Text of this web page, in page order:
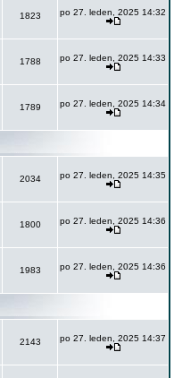
1823 po 27. leden, 2025 14:32
1788 po 27. leden, 2025 14:33
1789 po 27. leden, 2025 14:34
2034 po 27. leden, 2025 14:35
1800 po 27. leden, 2025 14:36
1983 po 27. leden, 2025 14:36
2143 po 27. leden, 2025 14:37